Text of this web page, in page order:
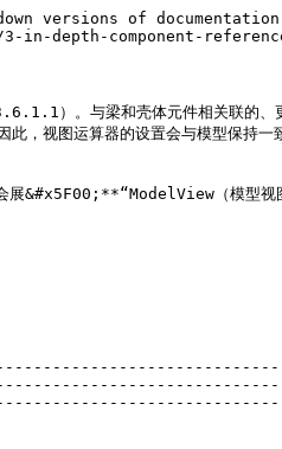
versions of
in-depth-component-
）。与梁和壳体元件相关联的、
图运算器的设置会与模型保持一
展&#x5F00;**“ModelView（模型